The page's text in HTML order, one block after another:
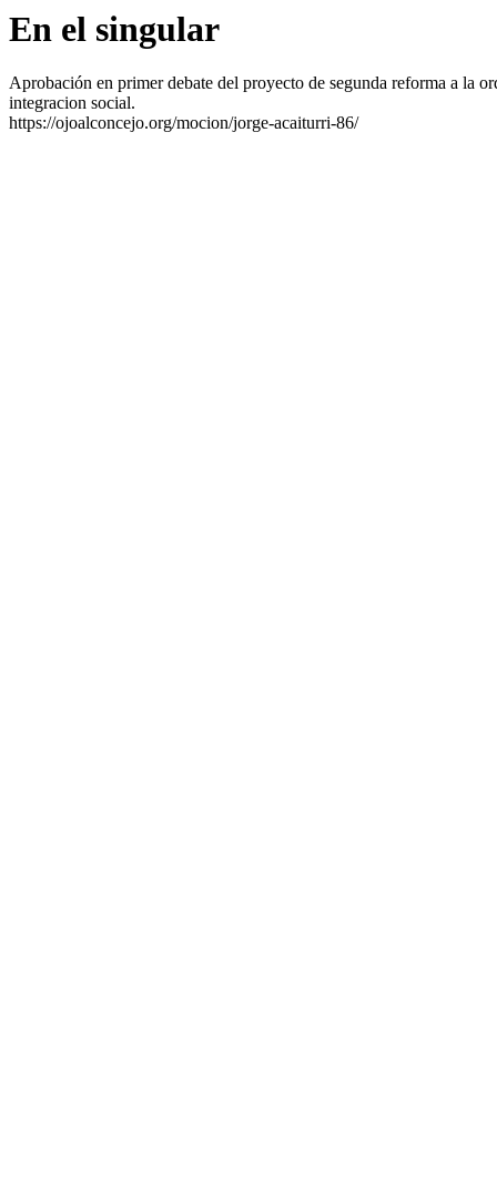
En el singular
Aprobación en primer debate del proyecto de segunda reforma a la
integracion social.
https://ojoalconcejo.org/mocion/jorge-acaiturri-86/